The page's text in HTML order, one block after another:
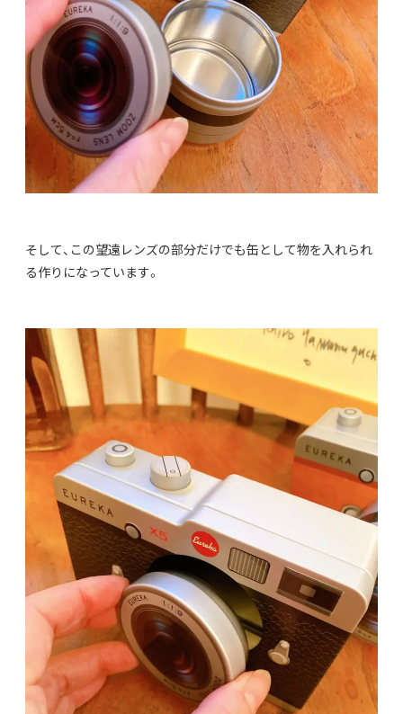
そして、この望遠レンズの部分だけでも缶として物を入れられ
る作りになっています。